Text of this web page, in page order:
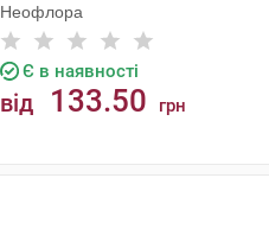
Неофлора
Є в наявності
від 133.50 грн